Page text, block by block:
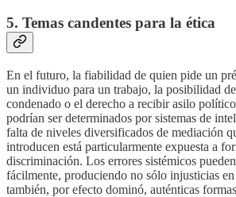
5. Temas candentes para la ética
En el futuro, la fiabilidad de quien pide un
un individuo para un trabajo, la posibilidad
condenado o el derecho a recibir asilo
podrían ser determinados por sistemas de
falta de niveles diversificados de mediación
introducen está particularmente expuesta a
discriminación. Los errores sistémicos
fácilmente, produciendo no sólo injusticias
también, por efecto dominó, auténticas